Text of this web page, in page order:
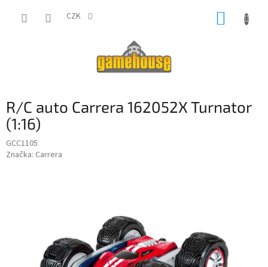
CZK
R/C auto Carrera 162052X Turnator
(1:16)
GCC1105
Značka: Carrera